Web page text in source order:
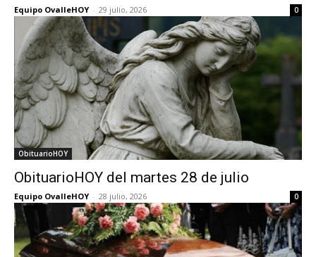
Equipo OvalleHOY - 29 julio, 2026 0
ObituarioHOY
ObituarioHOY del martes 28 de julio
Equipo OvalleHOY - 28 julio, 2026 0